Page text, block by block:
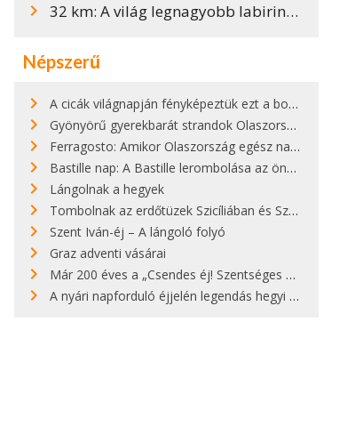
32 km: A világ legnagyobb labirintusa
Népszerű
A cicák világnapján fényképeztük ezt a bokor alatt hűsölő cicát Kisorosziban
Gyönyörű gyerekbarát strandok Olaszországban - megmutatjuk a 15 legjobbat
Ferragosto: Amikor Olaszország egész nap nyaral
Bastille nap: A Bastille lerombolása az önkényuralom végét jelentette
Lángolnak a hegyek
Tombolnak az erdőtüzek Szicíliában és Szardínián
Szent Iván-éj – A lángoló folyó
Graz adventi vásárai
Már 200 éves a „Csendes éj! Szentséges éj!”
A nyári napforduló éjjelén legendás hegyi tüzek világítják meg Zugspitzét